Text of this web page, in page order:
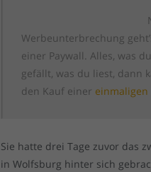
Werbeunterbrechung
einer Paywall. Alles, was
gefällt, was du liest, dann
den Kauf einer einmaligen
Sie hatte drei Tage zuvor das
in Wolfsburg hinter sich